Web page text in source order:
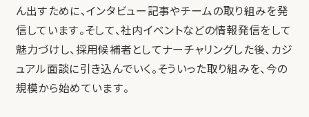
ん出すために、インタビュー記事やチームの取り組みを発
信しています。そして、社内イベントなどの情報発信をして
魅力づけし、採用候補者としてナーチャリングした後、カジ
ュアル面談に引き込んでいく。そういった取り組みを、今の
規模から始めています。